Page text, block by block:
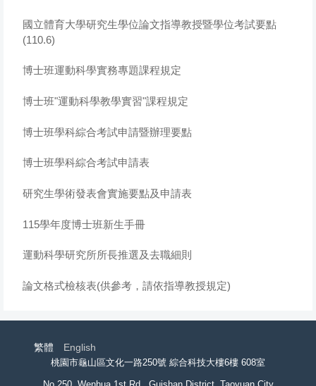
國立體育大學研究生學位論文指導教授暨學位考試要點
(110.6)
博士班運動科學實務專題課程規定
博士班"運動科學教學實習"課程規定
博士班學科綜合考試申請暨辦理要點
博士班學科綜合考試申請表
研究生學術發表會實施要點及申請表
115學年度博士班新生手冊
運動科學研究所所長推選及去職細則
論文格式檢核表(供參考，請依指導教授規定)
繁體 English
桃園市龜山區文化一路250號 綜合科技大樓6樓 608室